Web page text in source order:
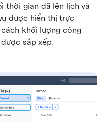
thời gian đã lên lịch và
được hiển thị trực
khối lượng công
sắp xếp.